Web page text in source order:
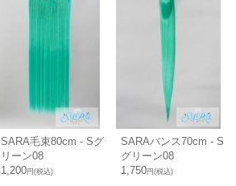
SARA毛束80cm - Sグ
リーン08
1,200円(税込)
SARAバンス70cm - S
グリーン08
1,750円(税込)